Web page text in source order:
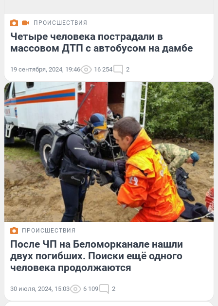
ПРОИСШЕСТВИЯ
Четыре человека пострадали в
массовом ДТП с автобусом на дамбе
19 сентября, 2024, 19:46 16 254 2
ПРОИСШЕСТВИЯ
После ЧП на Беломорканале нашли
двух погибших. Поиски ещё одного
человека продолжаются
30 июля, 2024, 15:03 6 109 2